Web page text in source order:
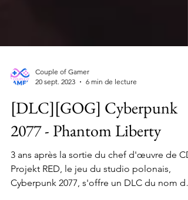
20 sept. 2023
6 min de lecture
[DLC][GOG] Cyberpunk
2077 - Phantom Liberty
3 ans après la sortie du chef d'œuvre de CD
Projekt RED, le jeu du studio polonais,